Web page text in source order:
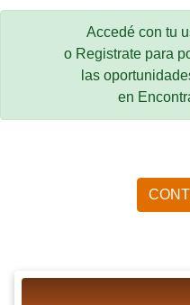
Accedé con tu
o Registrate para
las
en